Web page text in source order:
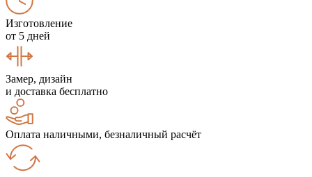
Изготовление
от 5 дней
Замер, дизайн
и доставка бесплатно
Оплата наличными, безналичный расчёт